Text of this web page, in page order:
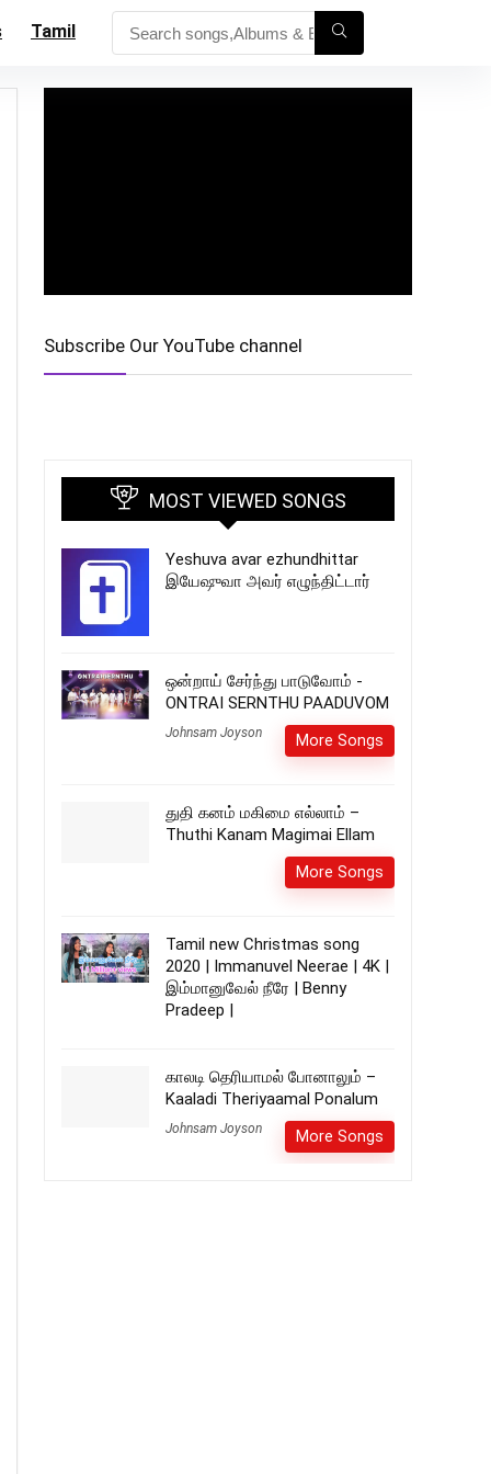
Tamil
Subscribe Our YouTube channel
MOST VIEWED SONGS
Yeshuva avar ezhundhittar
இயேஷுவா அவர் எழுந்திட்டார்
ஒன்றாய் சேர்ந்து பாடுவோம் -
ONTRAI SERNTHU PAADUVOM
Johnsam Joyson More Songs
துதி கனம் மகிமை எல்லாம் –
Thuthi Kanam Magimai Ellam
More Songs
Tamil new Christmas song
2020 | Immanuvel Neerae | 4K |
இம்மானுவேல் நீரே | Benny
Pradeep |
காலடி தெரியாமல் போனாலும் –
Kaaladi Theriyaamal Ponalum
Johnsam Joyson More Songs